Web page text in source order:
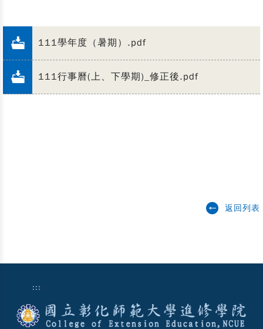
111學年度（暑期）.pdf
111行事曆(上、下學期)_修正後.pdf
返回列表
:::